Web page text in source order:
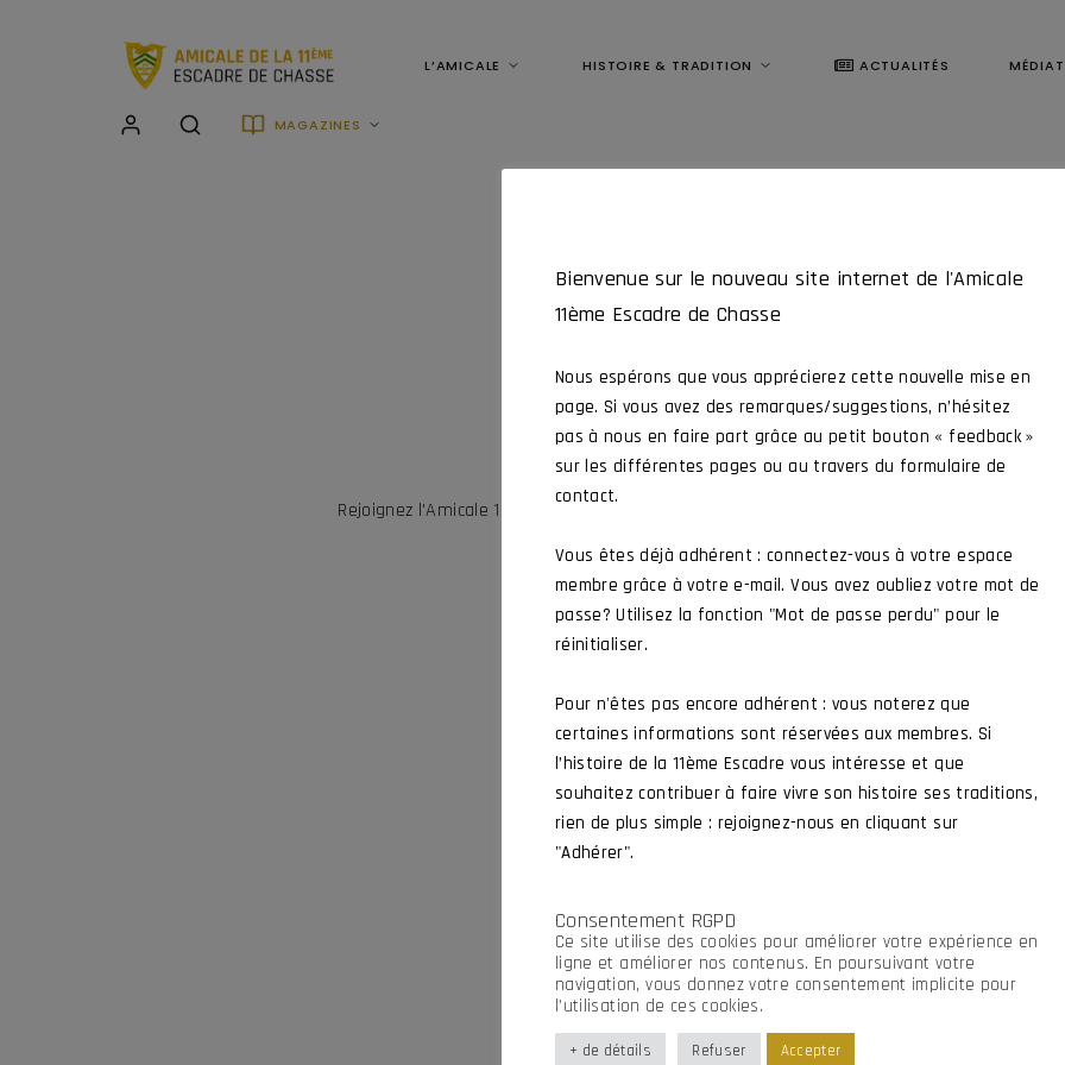
L’AMICALE HISTOIRE & TRADITION ACTUALITÉS
MAGAZINES
Ce contenu est réservé aux membres
Rejoignez l'Amicale 11ème Escadre de Chasse, intéragissez avec tous nos membres et
Connexion membre Devenir membre
Bienvenue sur le nouveau site internet de l'Amicale
11ème Escadre de Chasse
Nous espérons que vous apprécierez cette nouvelle mise en
page. Si vous avez des remarques/suggestions, n’hésitez
pas à nous en faire part grâce au petit bouton « feedback »
sur les différentes pages ou au travers du formulaire de
contact.
Vous êtes déjà adhérent : connectez-vous à votre espace
membre grâce à votre e-mail. Vous avez oubliez votre mot de
passe? Utilisez la fonction "Mot de passe perdu" pour le
réinitialiser.
Pour n'êtes pas encore adhérent : vous noterez que
certaines informations sont réservées aux membres. Si
l’histoire de la 11ème Escadre vous intéresse et que
souhaitez contribuer à faire vivre son histoire ses traditions,
rien de plus simple : rejoignez-nous en cliquant sur
"Adhérer".
Consentement RGPD
Ce site utilise des cookies pour améliorer votre expérience en
ligne et améliorer nos contenus. En poursuivant votre
navigation, vous donnez votre consentement implicite pour
l’utilisation de ces cookies.
+ de détails Refuser Accepter